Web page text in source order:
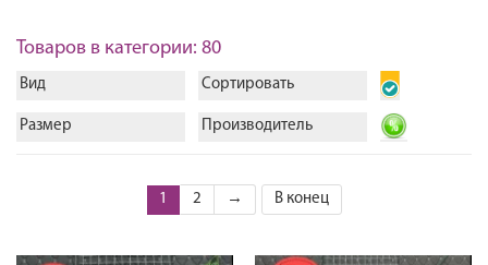
Товаров в категории: 80
Вид Сортировать
Размер Производитель
1 2 → В конец